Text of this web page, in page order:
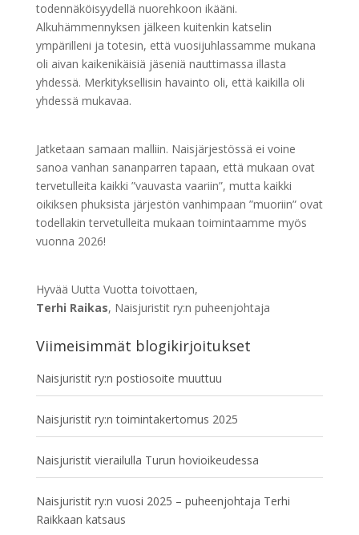
todennäköisyydellä nuorehkoon ikääni.
Alkuhämmennyksen jälkeen kuitenkin katselin
ympärilleni ja totesin, että vuosijuhlassamme mukana
oli aivan kaikenikäisiä jäseniä nauttimassa illasta
yhdessä. Merkityksellisin havainto oli, että kaikilla oli
yhdessä mukavaa.
Jatketaan samaan malliin. Naisjärjestössä ei voine
sanoa vanhan sananparren tapaan, että mukaan ovat
tervetulleita kaikki ”vauvasta vaariin”, mutta kaikki
oikiksen phuksista järjestön vanhimpaan ”muoriin” ovat
todellakin tervetulleita mukaan toimintaamme myös
vuonna 2026!
Hyvää Uutta Vuotta toivottaen,
Terhi Raikas, Naisjuristit ry:n puheenjohtaja
Viimeisimmät blogikirjoitukset
Naisjuristit ry:n postiosoite muuttuu
Naisjuristit ry:n toimintakertomus 2025
Naisjuristit vierailulla Turun hovioikeudessa
Naisjuristit ry:n vuosi 2025 – puheenjohtaja Terhi
Raikkaan katsaus